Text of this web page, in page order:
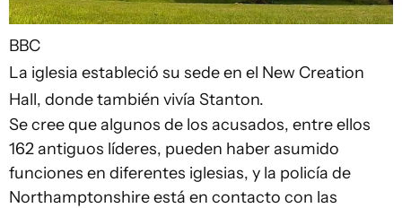
BBC
La iglesia estableció su sede en el New Creation
Hall, donde también vivía Stanton.
Se cree que algunos de los acusados, entre ellos
162 antiguos líderes, pueden haber asumido
funciones en diferentes iglesias, y la policía de
Northamptonshire está en contacto con las